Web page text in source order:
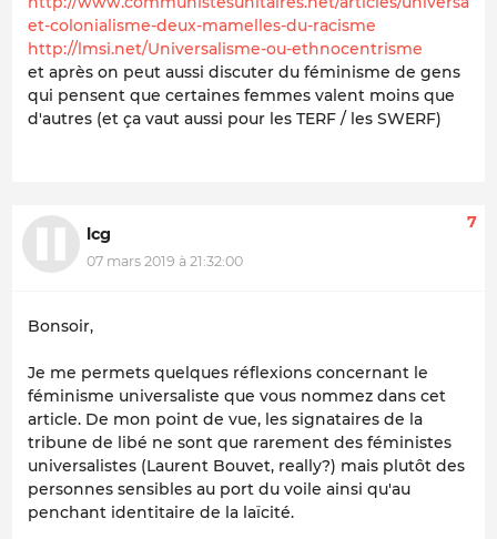
et-colonialisme-deux-mamelles-du-racisme
http://lmsi.net/Universalisme-ou-ethnocentrisme
et après on peut aussi discuter du féminisme de gens
qui pensent que certaines femmes valent moins que
d'autres (et ça vaut aussi pour les TERF / les SWERF)
lcg
07 mars 2019 à 21:32:00
7
Bonsoir,
Je me permets quelques réflexions concernant le
féminisme universaliste que vous nommez dans cet
article. De mon point de vue, les signataires de la
tribune de libé ne sont que rarement des féministes
universalistes (Laurent Bouvet, really?) mais plutôt des
personnes sensibles au port du voile ainsi qu'au
penchant identitaire de la laïcité.